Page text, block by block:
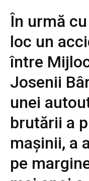
În urmă
loc un
între
Josenii
unei
brutării a
mașinii, a
pe